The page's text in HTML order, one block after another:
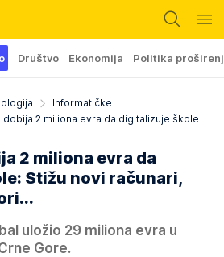
Društvo Ekonomija Politika
Informatičke
dobija 2 miliona evra da digitalizuje škole
2 miliona evra da
Stižu novi računari,
uložio 29 miliona evra u
Gore.